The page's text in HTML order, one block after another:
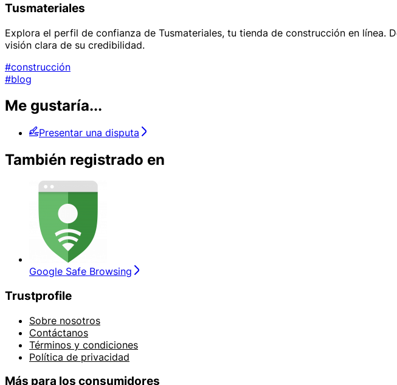
Tusmateriales
Explora el perfil de confianza de Tusmateriales, tu tienda de construcción en línea.
visión clara de su credibilidad.
#construcción
#blog
Me gustaría...
Presentar una disputa
También registrado en
Google Safe Browsing
Trustprofile
Sobre nosotros
Contáctanos
Términos y condiciones
Política de privacidad
Más para los consumidores